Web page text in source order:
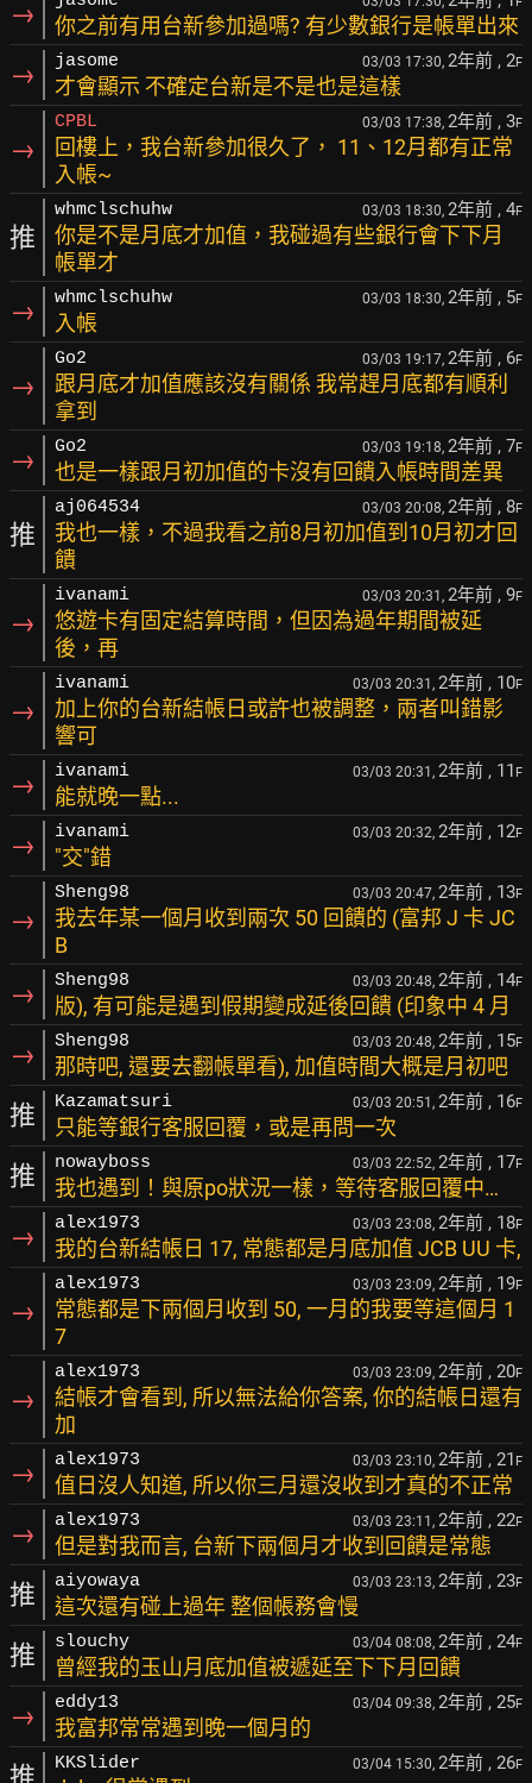
→ 你之前有用台新參加過嗎? 有少數銀行是帳單出來
→ jasome 03/03 17:30, 2年前 , 2F
才會顯示 不確定台新是不是也是這樣
→
CPBL 03/03 17:38, 2年前 , 3F
回樓上，我台新參加很久了， 11、12月都有正常
入帳~
推
whmclschuhw 03/03 18:30, 2年前 , 4F
你是不是月底才加值，我碰過有些銀行會下下月
帳單才
→ whmclschuhw 03/03 18:30, 2年前 , 5F
入帳
→
Go2 03/03 19:17, 2年前 , 6F
跟月底才加值應該沒有關係 我常趕月底都有順利
拿到
→ Go2 03/03 19:18, 2年前 , 7F
也是一樣跟月初加值的卡沒有回饋入帳時間差異
推
aj064534 03/03 20:08, 2年前 , 8F
我也一樣，不過我看之前8月初加值到10月初才回
饋
→
ivanami 03/03 20:31, 2年前 , 9F
悠遊卡有固定結算時間，但因為過年期間被延
後，再
→
ivanami 03/03 20:31, 2年前 , 10F
加上你的台新結帳日或許也被調整，兩者叫錯影
響可
→ ivanami 03/03 20:31, 2年前 , 11 F
能就晚一點...
→ ivanami 03/03 20:32, 2年前 , 12F
"交"錯
→
Sheng98 03/03 20:47, 2年前 , 13F
我去年某一個月收到兩次 50 回饋的 (富邦 J 卡 JC
B
→ Sheng98 03/03 20:48, 2年前 , 14F
版), 有可能是遇到假期變成延後回饋 (印象中 4 月
→ Sheng98 03/03 20:48, 2年前 , 15F
那時吧, 還要去翻帳單看), 加值時間大概是月初吧
推 Kazamatsuri 03/03 20:51, 2年前 , 16F
只能等銀行客服回覆，或是再問一次
推 nowayboss 03/03 22:52, 2年前 , 17F
我也遇到！與原po狀況一樣，等待客服回覆中…
→ alex1973 03/03 23:08, 2年前 , 18F
我的台新結帳日 17, 常態都是月底加值 JCB UU 卡,
→
alex1973 03/03 23:09, 2年前 , 19F
常態都是下兩個月收到 50, 一月的我要等這個月 1
7
→
alex1973 03/03 23:09, 2年前 , 20F
結帳才會看到, 所以無法給你答案, 你的結帳日還有
加
→ alex1973 03/03 23:10, 2年前 , 21 F
值日沒人知道, 所以你三月還沒收到才真的不正常
→ alex1973 03/03 23:11, 2年前 , 22F
但是對我而言, 台新下兩個月才收到回饋是常態
推 aiyowaya 03/03 23:13, 2年前 , 23F
這次還有碰上過年 整個帳務會慢
推 slouchy 03/04 08:08, 2年前 , 24F
曾經我的玉山月底加值被遞延至下下月回饋
→ eddy13 03/04 09:38, 2年前 , 25F
我富邦常常遇到晚一個月的
推 KKSlider 03/04 15:30, 2年前 , 26F